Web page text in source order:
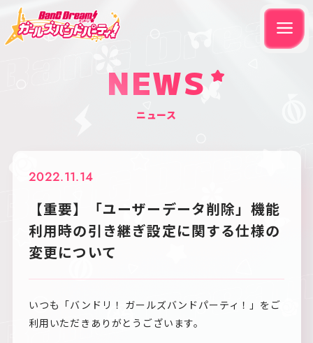
NEWS
ニュース
2022.11.14
【重要】「ユーザーデータ削除」機能
利用時の引き継ぎ設定に関する仕様の
変更について
いつも「バンドリ！ ガールズバンドパーティ！」をご
利用いただきありがとうございます。